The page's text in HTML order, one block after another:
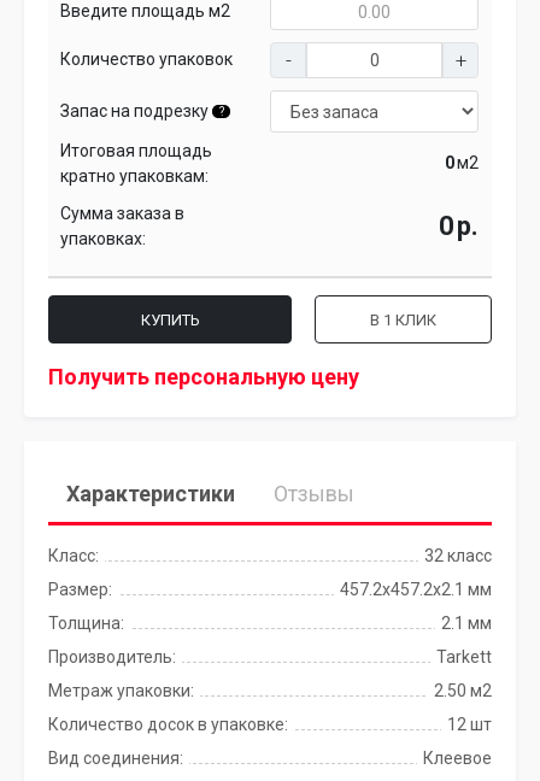
Введите площадь м2
Количество упаковок
Запас на подрезку ?
Итоговая площадь
кратно упаковкам:
м2
Сумма заказа в
упаковках:
р.
КУПИТЬ В 1 КЛИК
Получить персональную цену
Характеристики Отзывы
Класс:
32 класс
Размер:
457.2x457.2х2.1 мм
Толщина:
2.1 мм
Производитель:
Tarkett
Метраж упаковки:
2.50 м2
Количество досок в упаковке:
12 шт
Вид соединения:
Клеевое